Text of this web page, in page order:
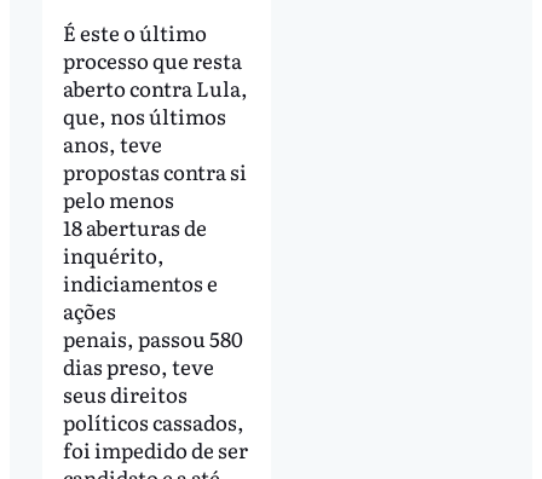
É este o último
processo que resta
aberto contra Lula,
que, nos últimos
anos, teve
propostas contra si
pelo menos
18 aberturas de
inquérito,
indiciamentos e
ações
penais, passou 580
dias preso, teve
seus direitos
políticos cassados,
foi impedido de ser